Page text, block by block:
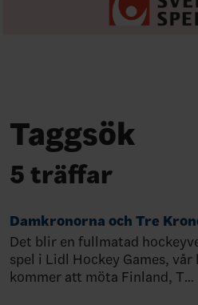
Taggsök
5 träffar
Damkronorna och Tre
Det blir en fullmatad
spel i Lidl Hockey Games,
kommer att möta Finland, T…